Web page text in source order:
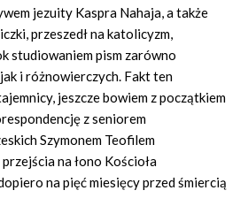
jezuity Kaspra Nahaja, a także
przeszedł na katolicyzm,
studiowaniem pism zarówno
i różnowierczych. Fakt ten
jeszcze bowiem z początkiem
z seniorem
Szymonem Teofilem
na łono Kościoła
na pięć miesięcy przed śmiercią